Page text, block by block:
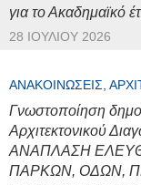
για το Ακαδημαϊκό
28 ΙΟΥΛΊΟΥ 2026
ΑΝΑΚΟΙΝΏΣΕΙΣ,
Γνωστοποίηση
Αρχιτεκτονικού
ΑΝΑΠΛΑΣΗ
ΠΑΡΚΩΝ, ΟΔΩΝ,